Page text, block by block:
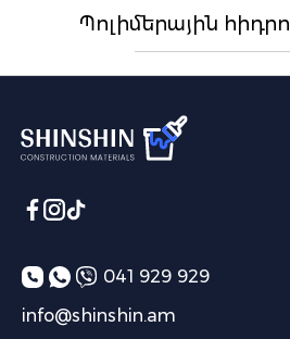
Պոլիմերային
041 929 929
info@shinshin.am